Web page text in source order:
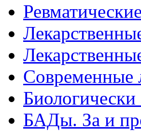
Современные
БАДы. За и